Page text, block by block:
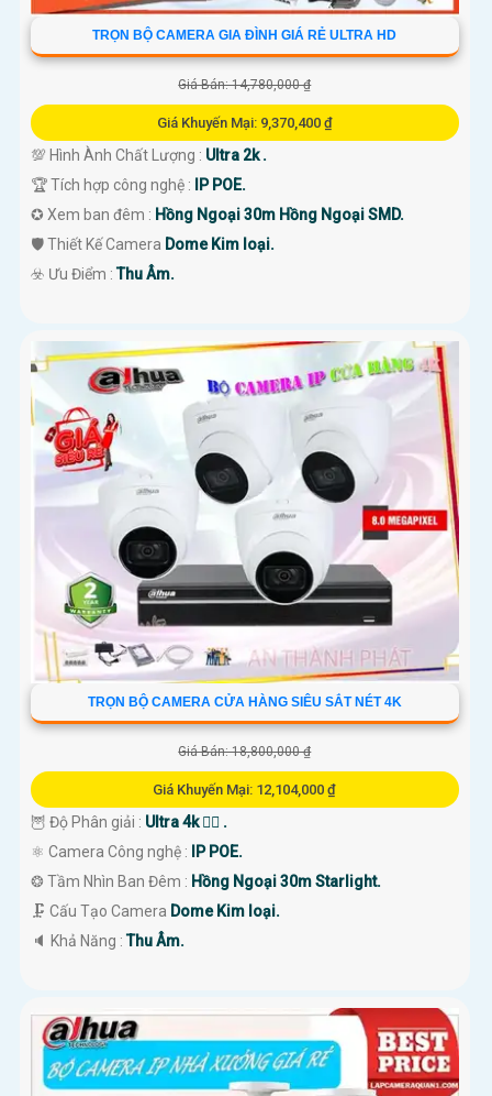
TRỌN BỘ CAMERA GIA ĐÌNH GIÁ RẺ ULTRA HD
Giá Bán: 14,780,000 ₫
Giá Khuyến Mại: 9,370,400 ₫
💯 Hình Ành Chất Lượng : Ultra 2k .
🏆 Tích hợp công nghệ :
IP POE.
✪ Xem ban đêm : Hồng Ngoại 30m Hồng Ngoại SMD.
🛡 Thiết Kế Camera Dome Kim loại.
️☣️ Ưu Điểm :Thu Âm.
TRỌN BỘ CAMERA CỬA HÀNG SIÊU SẮT NÉT 4K
Giá Bán: 18,800,000 ₫
Giá Khuyến Mại: 12,104,000 ₫
🦉 Độ Phân giải : Ultra 4k 👍🏾 .
⚛️ Camera Công nghệ :
IP POE.
❂ Tầm Nhìn Ban Đêm : Hồng Ngoại 30m Starlight.
🗜️ Cấu Tạo Camera Dome Kim loại.
️🔈 Khả Năng :Thu Âm.